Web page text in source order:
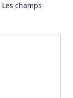
Les champs